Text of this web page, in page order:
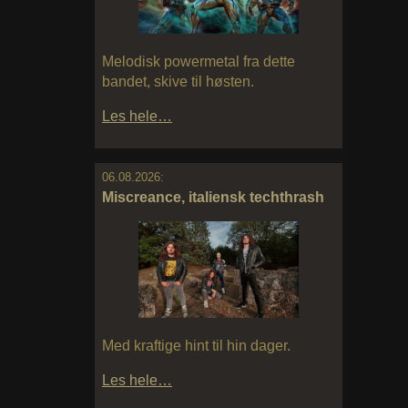
Melodisk powermetal fra dette
bandet, skive til høsten.
Les hele…
06.08.2026:
Miscreance, italiensk techthrash
Med kraftige hint til hin dager.
Les hele…